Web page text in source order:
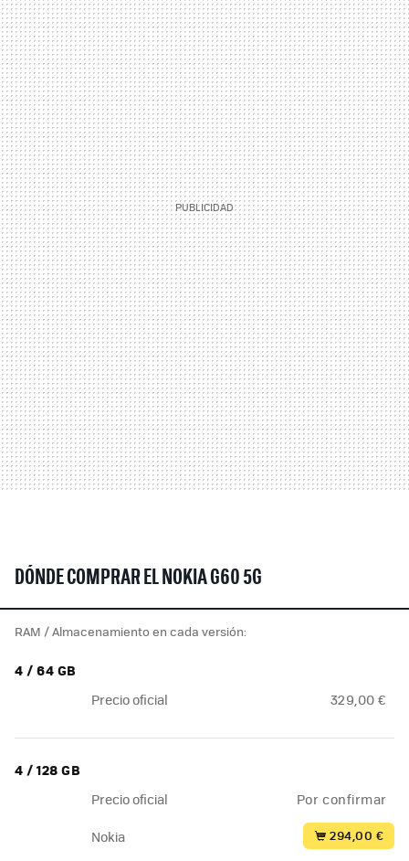
DÓNDE COMPRAR EL NOKIA G60 5G
RAM / Almacenamiento en cada versión:
4 / 64 GB
Precio oficial 329,00 €
4 / 128 GB
Precio oficial Por confirmar
Nokia 294,00 €